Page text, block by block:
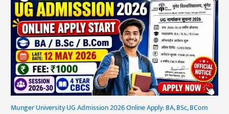
Munger University UG Admission 2026 Online Apply: BA, BSc, BCom